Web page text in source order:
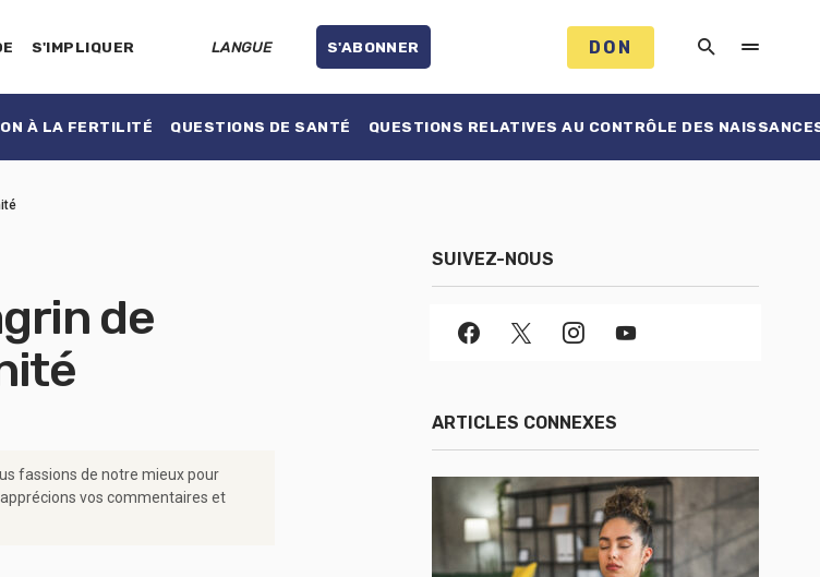
S'IMPLIQUER LANGUE S'ABONNER DON
À LA FERTILITÉ QUESTIONS DE SANTÉ QUESTIONS RELATIVES AU CONTRÔLE DES
de
fassions de notre mieux pour
vos commentaires et
SUIVEZ-NOUS
ARTICLES CONNEXES